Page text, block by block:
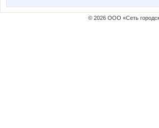
© 2026 ООО «Сеть